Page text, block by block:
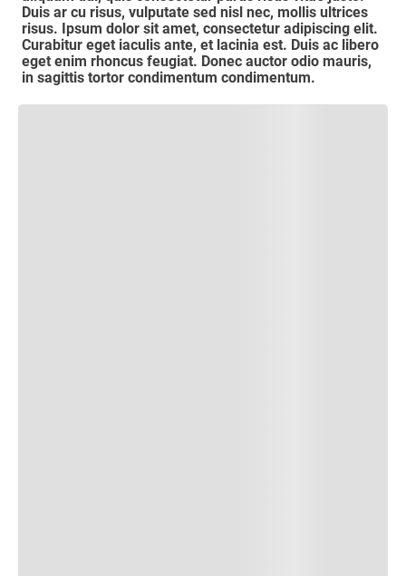
Duis ar cu risus, vulputate sed nisl nec, mollis ultrices
risus. Ipsum dolor sit amet, consectetur adipiscing elit.
Curabitur eget iaculis ante, et lacinia est. Duis ac libero
eget enim rhoncus feugiat. Donec auctor odio mauris,
in sagittis tortor condimentum condimentum.